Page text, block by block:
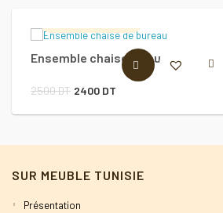
Ensemble chaise de bureau
2500DT Le
prix
2500 DT.
2400 DT
prix
2400 DT.
LIRE LA SUITE
SUR MEUBLE TUNISIE
Présentation